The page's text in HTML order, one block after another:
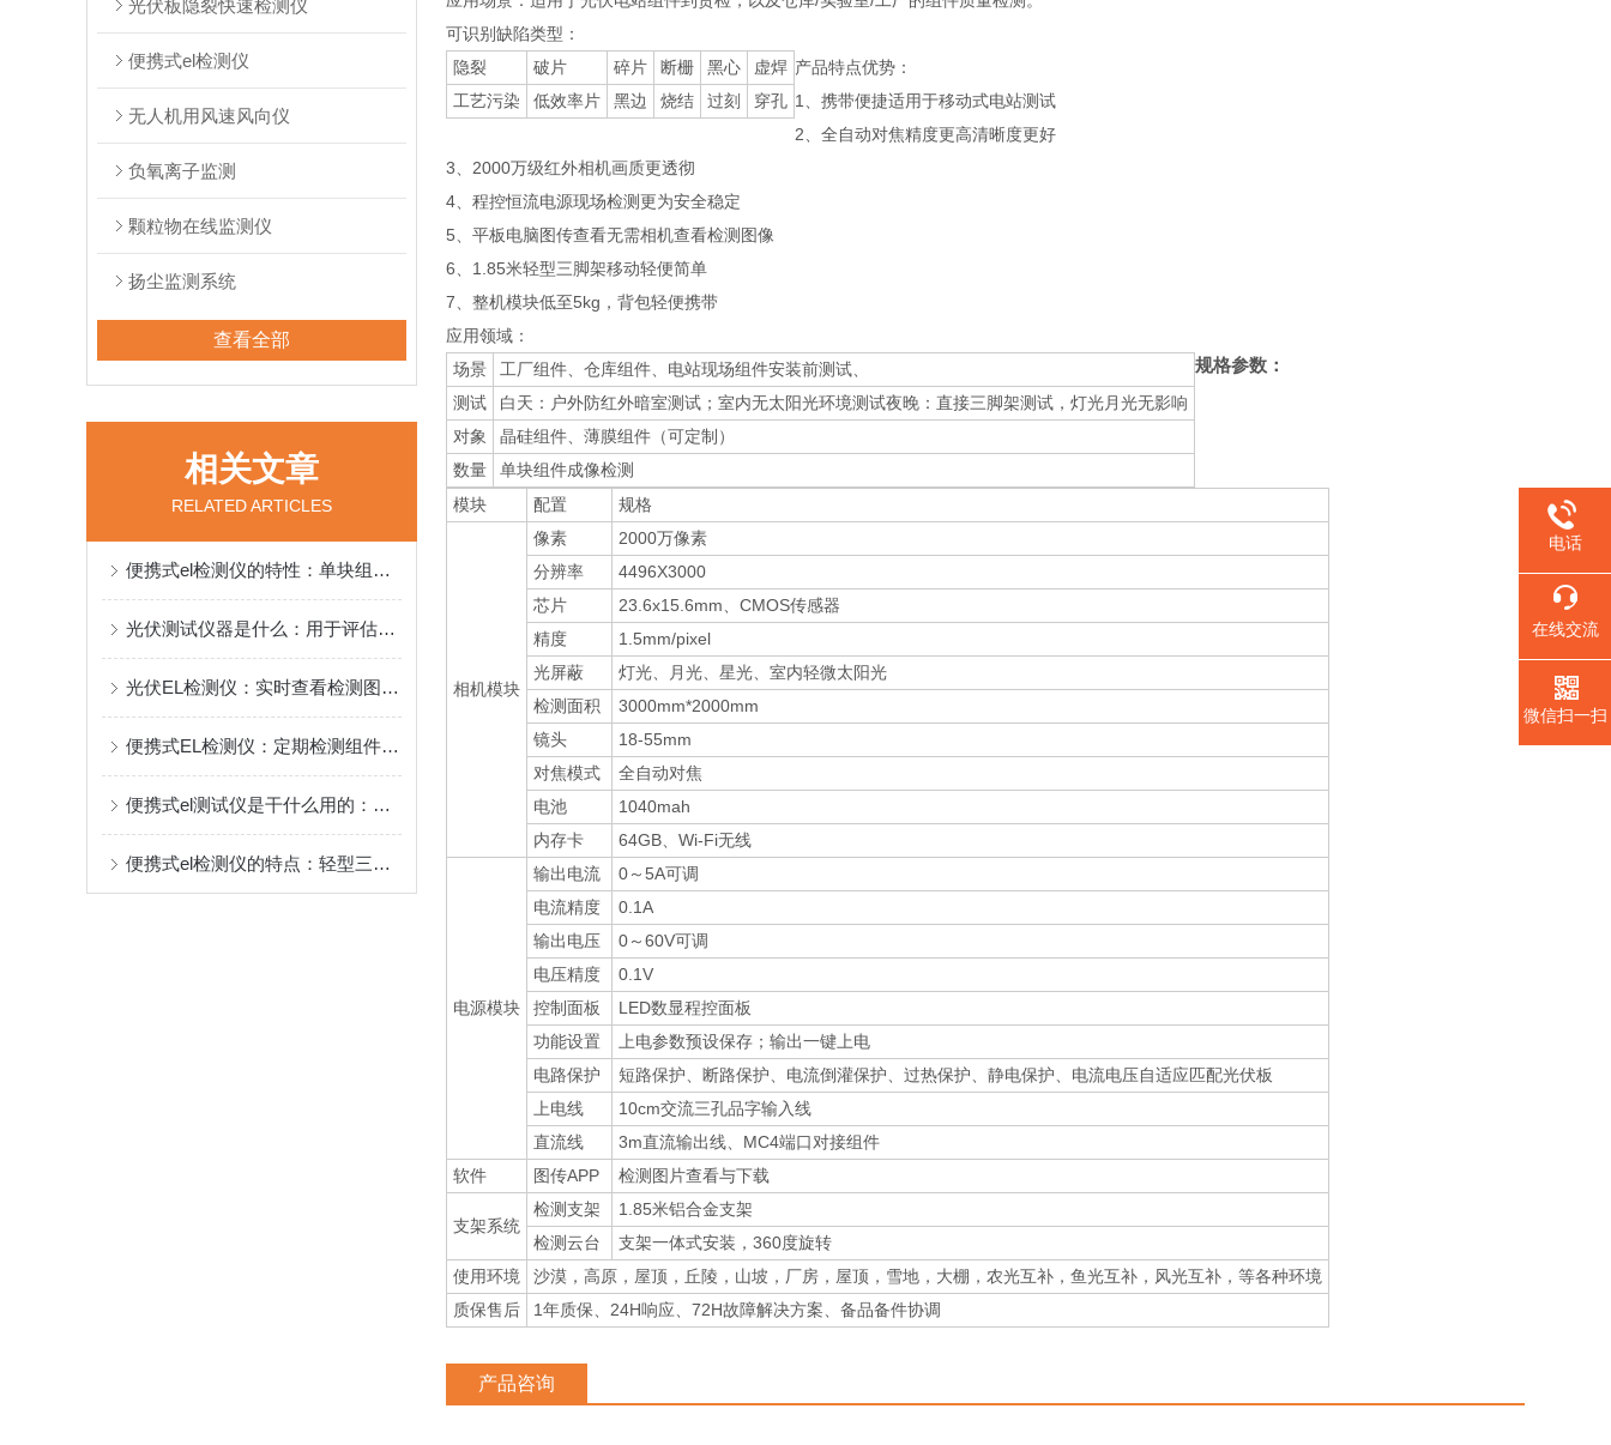
光伏板隐裂快速检测仪
便携式el检测仪
无人机用风速风向仪
负氧离子监测
颗粒物在线监测仪
扬尘监测系统
查看全部
相关文章
RELATED ARTICLES
便携式el检测仪的特性：单块组件检测时间≤20秒，支持组串式同步检测
光伏测试仪器是什么：用于评估和测试光伏组件、电池片及系统性能的专用设备
光伏EL检测仪：实时查看检测图像，实现远程监控和数据管理
便携式EL检测仪：定期检测组件，及时发现并处理隐裂、热斑等缺陷
便携式el测试仪是干什么用的：可用于光伏太阳能电池板的内部缺陷检测
​便携式el检测仪的特点：轻型三脚架携带便捷简单，适用于移动式电站测试
可识别缺陷类型：
隐裂
破片 碎片 断栅 黑心
虚焊
工艺污染
低效率片 黑边 烧结 过刻 穿孔
产品特点优势：
1、携带便捷适用于移动式电站测试
2、全自动对焦精度更高清晰度更好
3、2000万级红外相机画质更透彻
4、程控恒流电源现场检测更为安全稳定
5、平板电脑图传查看无需相机查看检测图像
6、1.85米轻型三脚架移动轻便简单
7、整机模块低至5kg，背包轻便携带
应用领域：
场景
工厂组件、仓库组件、电站现场组件安装前测试、
测试
白天：户外防红外暗室测试；室内无太阳光环境测试夜晚：直接三脚架测试，灯光月光无影响
对象
晶硅组件、薄膜组件（可定制）
数量
单块组件成像检测
规格参数：
模块 配置 规格
相机模块
像素
2000万像素
分辨率
4496X3000
芯片
23.6x15.6mm、CMOS传感器
精度
1.5mm/pixel
光屏蔽
灯光、月光、星光、室内轻微太阳光
检测面积
3000mm*2000mm
镜头
18-55mm
对焦模式
全自动对焦
电池
1040mah
内存卡
64GB、Wi-Fi无线
电源模块
输出电流
0～5A可调
电流精度
0.1A
输出电压
0～60V可调
电压精度
0.1V
控制面板
LED数显程控面板
功能设置
上电参数预设保存；输出一键上电
电路保护
短路保护、断路保护、电流倒灌保护、过热保护、静电保护、电流电压自适应匹配光伏板
上电线
10cm交流三孔品字输入线
直流线
3m直流输出线、MC4端口对接组件
软件
图传APP 检测图片查看与下载
支架系统
检测支架
1.85米铝合金支架
检测云台
支架一体式安装，360度旋转
使用环境
沙漠，高原，屋顶，丘陵，山坡，厂房，屋顶，雪地，大棚，农光互补，鱼光互补，风光互补，等各种环境
质保售后
1年质保、24H响应、72H故障解决方案、备品备件协调
产品咨询
电话
在线交流
微信扫一扫